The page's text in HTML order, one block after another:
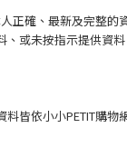
正確、最新及完整的
或未按指示提供資
皆依小小PETIT購物